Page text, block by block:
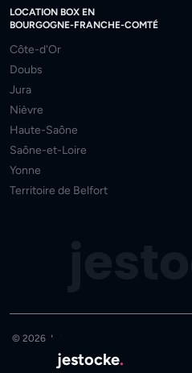
LOCATION BOX EN
BOURGOGNE-FRANCHE-COMTÉ
Côte-d'Or
Doubs
Jura
Nièvre
Haute-Saône
Saône-et-Loire
Yonne
Territoire de Belfort
© 2026 JeStocke - Tous droits réservés
jestocke.